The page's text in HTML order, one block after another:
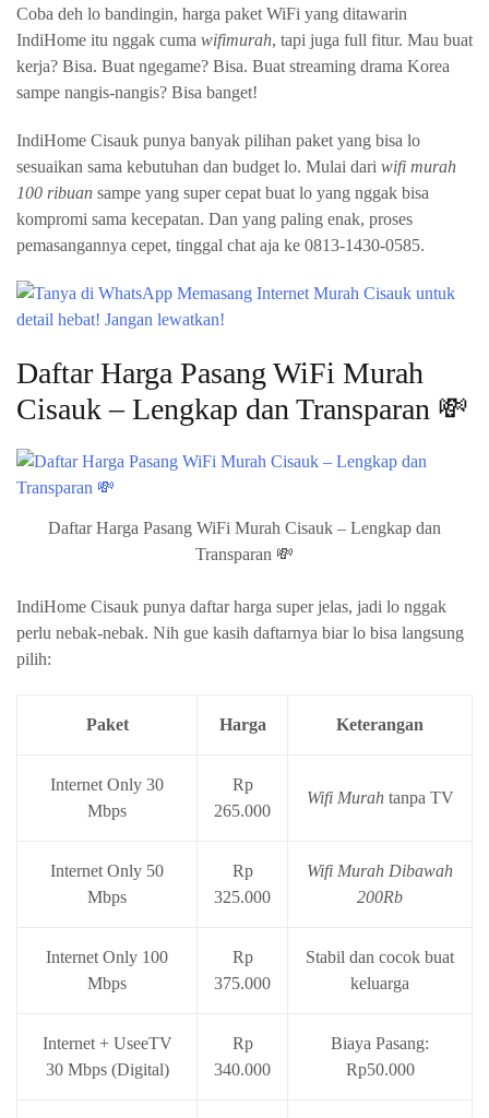
Coba deh lo bandingin, harga paket WiFi yang ditawarin
IndiHome itu nggak cuma wifimurah, tapi juga full fitur. Mau buat
kerja? Bisa. Buat ngegame? Bisa. Buat streaming drama Korea
sampe nangis-nangis? Bisa banget!
IndiHome Cisauk punya banyak pilihan paket yang bisa lo
sesuaikan sama kebutuhan dan budget lo. Mulai dari wifi murah
100 ribuan sampe yang super cepat buat lo yang nggak bisa
kompromi sama kecepatan. Dan yang paling enak, proses
pemasangannya cepet, tinggal chat aja ke 0813-1430-0585.
Daftar Harga Pasang WiFi Murah
Cisauk – Lengkap dan Transparan 💸
Daftar Harga Pasang WiFi Murah Cisauk – Lengkap dan
Transparan 💸
IndiHome Cisauk punya daftar harga super jelas, jadi lo nggak
perlu nebak-nebak. Nih gue kasih daftarnya biar lo bisa langsung
pilih:
Paket Harga Keterangan
Internet Only 30
Mbps
Rp
265.000
Wifi Murahtanpa TV
Internet Only 50
Mbps
Rp
325.000
Wifi Murah Dibawah
200Rb
Internet Only 100
Mbps
Rp
375.000
Stabil dan cocok buat
keluarga
Internet + UseeTV
30 Mbps (Digital)
Rp
340.000
Biaya Pasang:
Rp50.000